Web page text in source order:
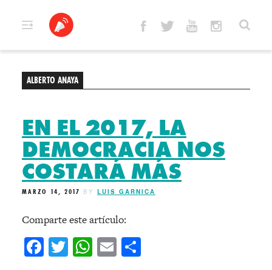
ALBERTO ANAYA
EN EL 2017, LA
DEMOCRACIA NOS
COSTARÁ MÁS
MARZO 14, 2017 BY LUIS GARNICA
Comparte este artículo:
Facebook
Twitter
WhatsApp
Email